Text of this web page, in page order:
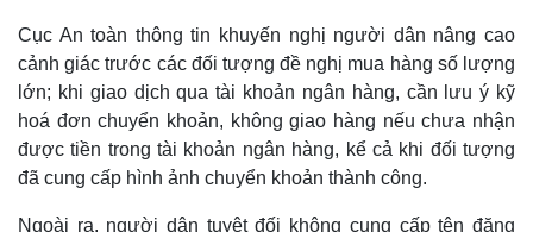
Cục An toàn thông tin khuyến nghị người dân nâng cao
cảnh giác trước các đối tượng đề nghị mua hàng số lượng
lớn; khi giao dịch qua tài khoản ngân hàng, cần lưu ý kỹ
hoá đơn chuyển khoản, không giao hàng nếu chưa nhận
được tiền trong tài khoản ngân hàng, kể cả khi đối tượng
đã cung cấp hình ảnh chuyển khoản thành công.
Ngoài ra, người dân tuyệt đối không cung cấp tên đăng